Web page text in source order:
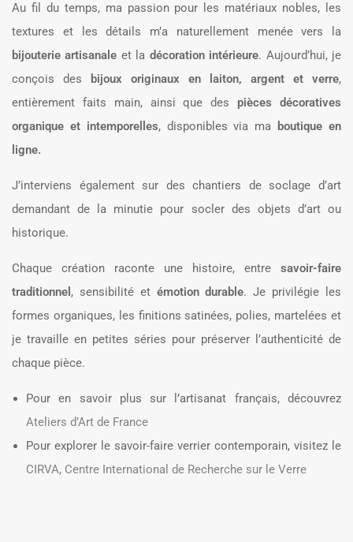
Au fil du temps, ma passion pour les matériaux nobles, les
textures et les détails m’a naturellement menée vers la
bijouterie artisanale et la décoration intérieure. Aujourd’hui, je
conçois des
bijoux originaux en laiton, argent et verre,
entièrement faits main, ainsi que des pièces décoratives
organique et intemporelles, disponibles via ma boutique en
ligne.
J’interviens également sur des chantiers de soclage d’art
demandant de la minutie pour socler des objets d’art ou
historique.
Chaque création raconte une histoire, entre savoir-faire
traditionnel , sensibilité et émotion durable. Je privilégie les
formes organiques, les finitions satinées, polies, martelées et
je travaille en petites séries pour préserver l’authenticité de
chaque pièce.
Pour en savoir plus sur l’artisanat français, découvrez
Ateliers d’Art de France
Pour explorer le savoir-faire verrier contemporain, visitez le
CIRVA, Centre International de Recherche sur le Verre